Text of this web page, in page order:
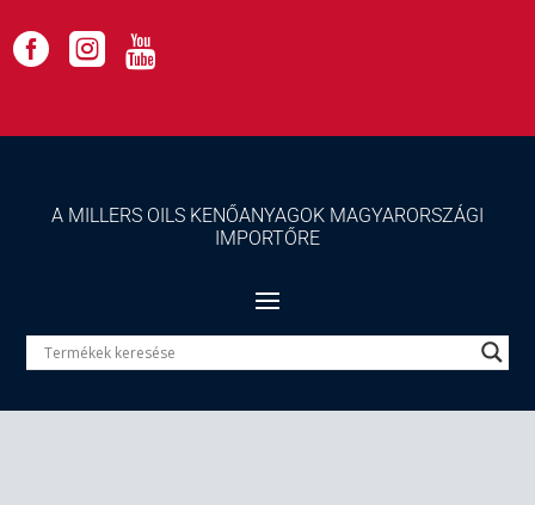
  
A MILLERS OILS KENŐANYAGOK MAGYARORSZÁGI
IMPORTŐRE